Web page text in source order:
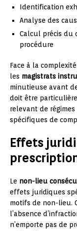
Identification
Analyse des
Calcul précis du
procédure
Face à la
les magistrats
minutieuse avant
doit être
relevant de
spécifiques de
Effets
Le non-lieu
effets juridiques
motifs de non-lieu.
l’absence
n’emporte pas de